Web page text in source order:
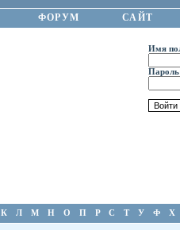
ФОРУМ САЙТ
Имя
К Л М Н О П Р С Т У Ф Х